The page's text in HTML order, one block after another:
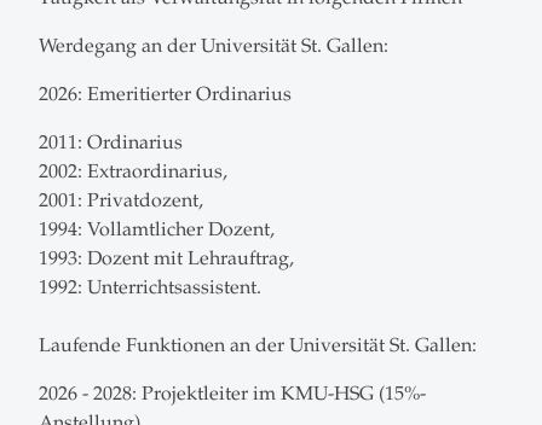
Werdegang an der Universität St. Gallen:
2026: Emeritierter Ordinarius
2011: Ordinarius
2002: Extraordinarius,
2001: Privatdozent,
1994: Vollamtlicher Dozent,
1993: Dozent mit Lehrauftrag,
1992: Unterrichtsassistent.
Laufende Funktionen an der Universität St. Gallen:
2026 - 2028: Projektleiter im KMU-HSG (15%-